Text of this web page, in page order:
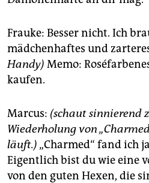
Frauke: Besser nicht. Ich
mädchenhaftes und
Handy) Memo:
kaufen.
Marcus: (schaut sinnierend
Wiederholung von
läuft.) „Charmed“ fand ich
Eigentlich bist du wie eine
von den guten Hexen, die